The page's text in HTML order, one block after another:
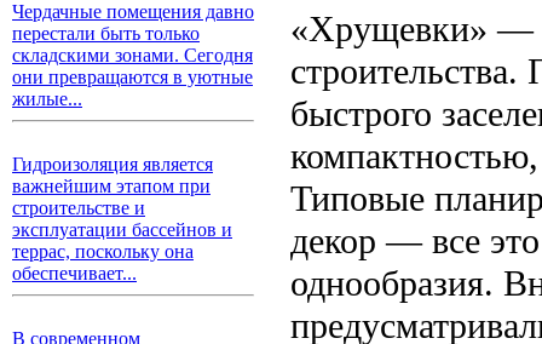
Чердачные помещения давно
перестали быть только
складскими зонами. Сегодня
они превращаются в уютные
жилые...
Гидроизоляция является
важнейшим этапом при
строительстве и
эксплуатации бассейнов и
террас, поскольку она
обеспечивает...
В современном
«Хрущевки» —
быстрого
Типовые
декор — все
однообразия.